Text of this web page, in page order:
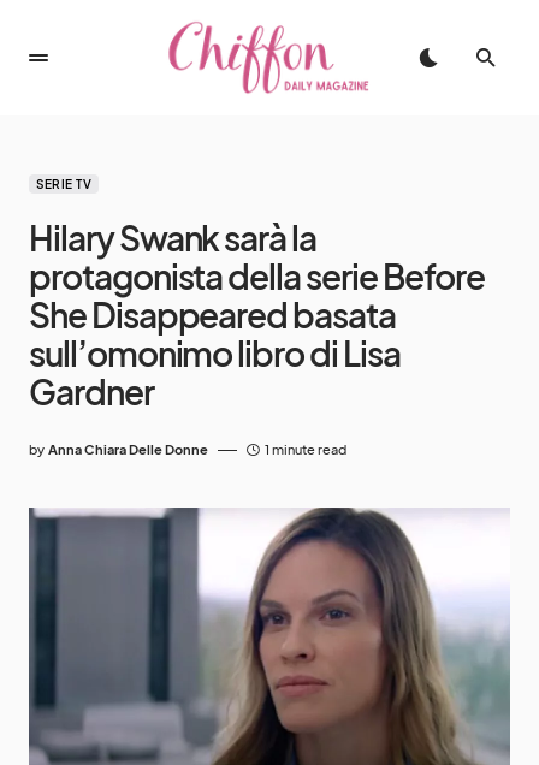
SERIE TV
Hilary Swank sarà la
protagonista della serie Before
She Disappeared basata
sull’omonimo libro di Lisa
Gardner
by Anna Chiara Delle Donne 1 minute read